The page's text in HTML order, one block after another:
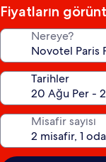
Fiyatların
Nereye?
Tarihler
Misafir sayısı